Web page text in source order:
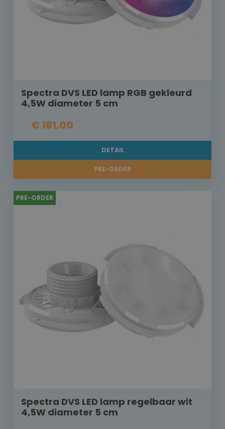
Spectra DVS LED lamp RGB gekleurd
4,5W diameter 5 cm
€ 181,00
DETAIL
PRE-ORDER
PRE-ORDER
Spectra DVS LED lamp regelbaar wit
4,5W diameter 5 cm